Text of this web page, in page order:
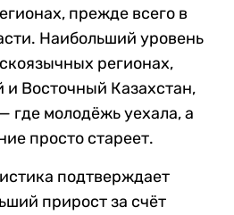
прежде всего в
Наибольший уровень
регионах,
и Восточный Казахстан,
где молодёжь уехала, а
просто стареет.
подтверждает
прирост за счёт